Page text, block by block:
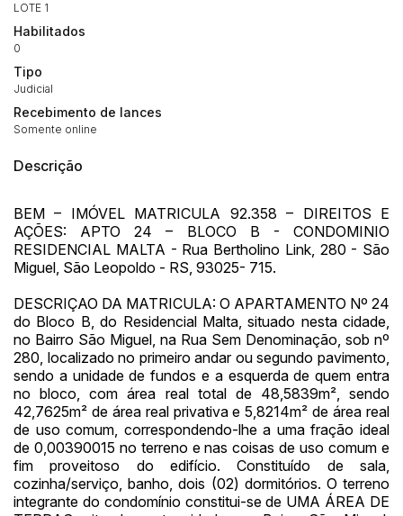
LOTE 1
Habilitados
0
Tipo
Judicial
Recebimento de lances
Somente online
Descrição
BEM – IMÓVEL MATRICULA 92.358 – DIREITOS E
AÇÕES: APTO 24 – BLOCO B - CONDOMINIO
RESIDENCIAL MALTA - Rua Bertholino Link, 280 - São
Miguel, São Leopoldo - RS, 93025- 715.
DESCRIÇAO DA MATRICULA: O APARTAMENTO Nº 24
do Bloco B, do Residencial Malta, situado nesta cidade,
no Bairro São Miguel, na Rua Sem Denominação, sob nº
280, localizado no primeiro andar ou segundo pavimento,
sendo a unidade de fundos e a esquerda de quem entra
no bloco, com área real total de 48,5839m², sendo
42,7625m² de área real privativa e 5,8214m² de área real
de uso comum, correspondendo-lhe a uma fração ideal
de 0,00390015 no terreno e nas coisas de uso comum e
fim proveitoso do edifício. Constituído de sala,
cozinha/serviço, banho, dois (02) dormitórios. O terreno
integrante do condomínio constitui-se de UMA ÁREA DE
Envie sua Proposta
(Art. 895, CPC)
Data Usuário Valor
14/04/2025 18:43:11 TIAGOFELIPE
14/04/2025 18:43:11 TIAGOFELIPE R$ 1,00